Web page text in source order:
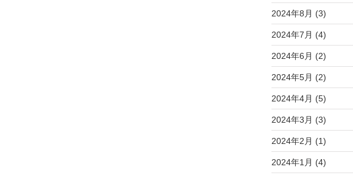
2024年8月 (3)
2024年7月 (4)
2024年6月 (2)
2024年5月 (2)
2024年4月 (5)
2024年3月 (3)
2024年2月 (1)
2024年1月 (4)